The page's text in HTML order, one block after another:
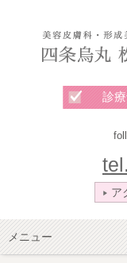
診
ア
メニュー